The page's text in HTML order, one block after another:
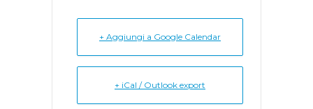
+ Aggiungi a Google Calendar
+ iCal / Outlook export